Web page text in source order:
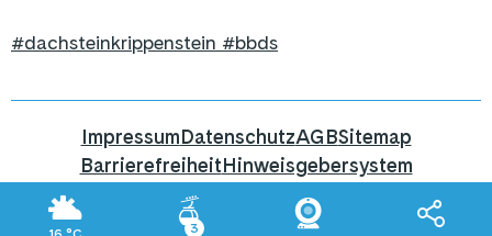
3
#dachsteinkrippenstein #bbds
ImpressumDatenschutzAGBSitemap
BarrierefreiheitHinweisgebersystem
Hier geht's zum Blog